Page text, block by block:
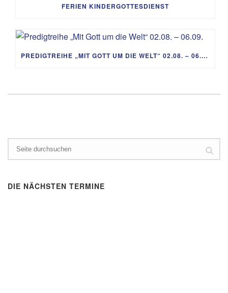
FERIEN KINDERGOTTESDIENST
PREDIGTREIHE „MIT GOTT UM DIE WELT“ 02.08. – 06.09.
DIE NÄCHSTEN TERMINE